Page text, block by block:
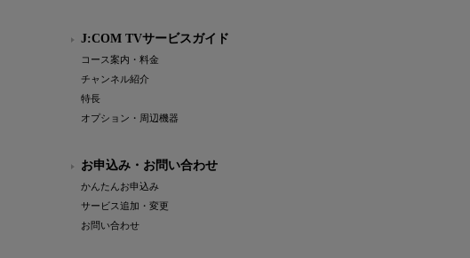
J:COM TVサービスガイド
コース案内・料金
チャンネル紹介
特長
オプション・周辺機器
お申込み・お問い合わせ
かんたんお申込み
サービス追加・変更
お問い合わせ